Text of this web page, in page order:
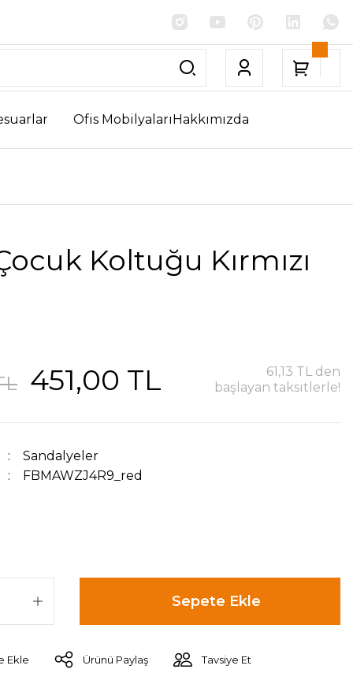
Ofis MobilyalarıHakkımızda
Koltuğu Kırmızı
451,00 TL
61,13 TL den
başlayan taksitlerle!
Sandalyeler
FBMAWZJ4R9_red
Sepete Ekle
Ürünü Paylaş Tavsiye Et